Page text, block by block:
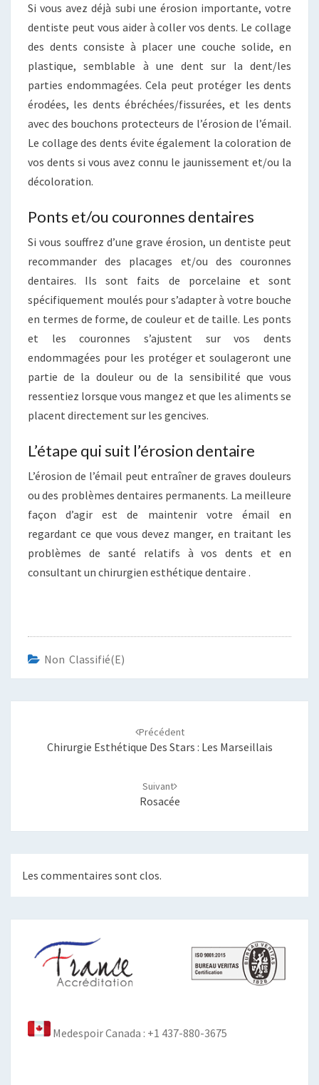
Si vous avez déjà subi une érosion importante, votre
dentiste peut vous aider à coller vos dents. Le collage
des dents consiste à placer une couche solide, en
plastique, semblable à une dent sur la dent/les
parties endommagées. Cela peut protéger les dents
érodées, les dents ébréchées/fissurées, et les dents
avec des bouchons protecteurs de l’érosion de l’émail.
Le collage des dents évite également la coloration de
vos dents si vous avez connu le jaunissement et/ou la
décoloration.
Ponts et/ou couronnes dentaires
Si vous souffrez d’une grave érosion, un dentiste peut
recommander des placages et/ou des couronnes
dentaires. Ils sont faits de porcelaine et sont
spécifiquement moulés pour s’adapter à votre bouche
en termes de forme, de couleur et de taille. Les ponts
et les couronnes s’ajustent sur vos dents
endommagées pour les protéger et soulageront une
partie de la douleur ou de la sensibilité que vous
ressentiez lorsque vous mangez et que les aliments se
placent directement sur les gencives.
L’étape qui suit l’érosion dentaire
L’érosion de l’émail peut entraîner de graves douleurs
ou des problèmes dentaires permanents. La meilleure
façon d’agir est de maintenir votre émail en
regardant ce que vous devez manger, en traitant les
problèmes de santé relatifs à vos dents et en
consultant un chirurgien esthétique dentaire .
Non Classifié(e)
Précédent
Chirurgie Esthétique Des Stars : Les Marseillais
Suivant
Rosacée
Les commentaires sont clos.
Medespoir Canada : +1 437-880-3675